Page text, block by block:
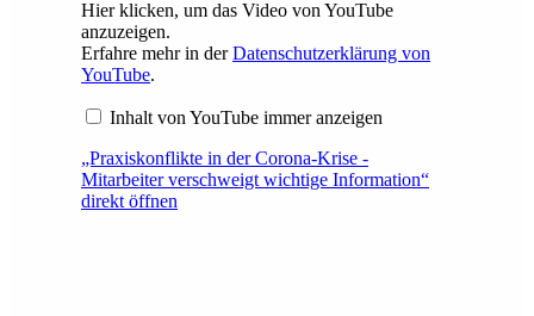
Hier klicken, um das Video von YouTube
anzuzeigen.
Erfahre mehr in derDatenschutzerklärung von
YouTube.
Inhalt von YouTube immer anzeigen
„Praxiskonflikte in der Corona-Krise -
Mitarbeiter verschweigt wichtige Information“
direkt öffnen